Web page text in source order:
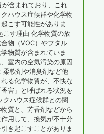
が含まれており、これ
ハウス症候群や化学物
こす可能性がありま
こす理由 化学物質の放
物（VOC）やフタル
物質が含まれていま
室内の空気汚染の原因
柔軟剤や消臭剤など他
る化学物質が、不快な
害」と呼ばれる状況を
クハウス症候群との関
質と、芳香剤などから
用して、換気が不十分
き起こすことがありま